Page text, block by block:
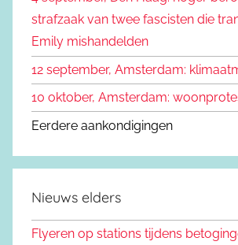
:strafzaak van twee fascisten die
Emily mishandelden
12 september, Amsterdam:
10 oktober, Amsterdam:
Eerdere aankondigingen
Nieuws elders
Flyeren op stations tijdens